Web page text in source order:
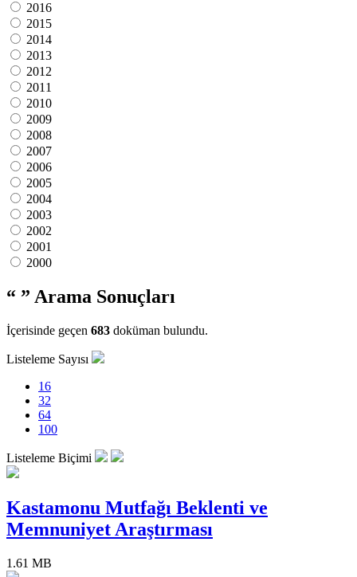
2016
2015
2014
2013
2012
2011
2010
2009
2008
2007
2006
2005
2004
2003
2002
2001
2000
“ ” Arama Sonuçları
İçerisinde geçen 683 doküman bulundu.
Listeleme Sayısı
16
32
64
100
Listeleme Biçimi
Kastamonu Mutfağı Beklenti ve
Memnuniyet Araştırması
1.61 MB